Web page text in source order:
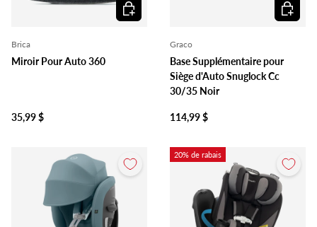
Brica
Miroir Pour Auto 360
35,99 $
Ajouter au panier
Graco
Base Supplémentaire pour
Siège d'Auto Snuglock Cc
30/35 Noir
114,99 $
Ajouter
20% de rabais